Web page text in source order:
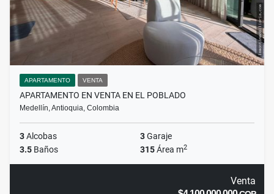
APARTAMENTO VENTA
APARTAMENTO EN VENTA EN EL POBLADO
Medellín, Antioquia, Colombia
3Alcobas 3Garaje
3.5 Baños 315Área m2
Venta